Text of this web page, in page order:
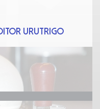
Urutrigo